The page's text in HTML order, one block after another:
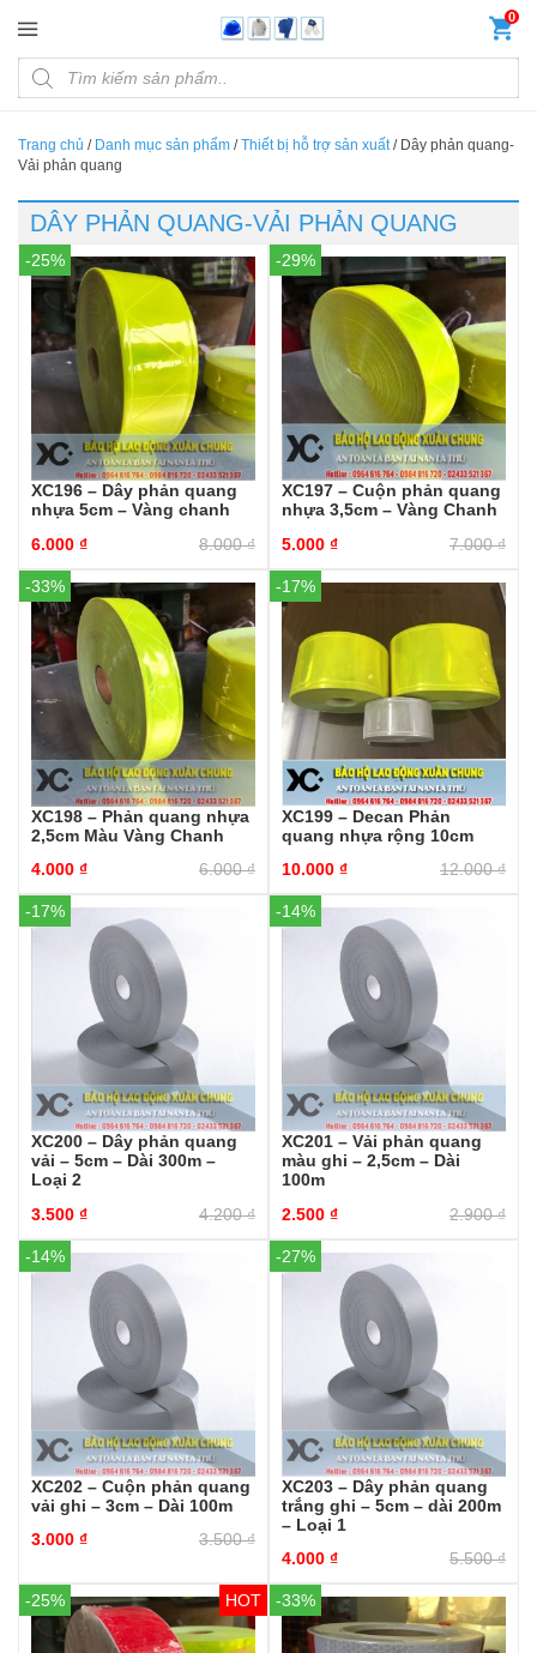
0
Products search
Trang chủ / Danh mục sản phẩm /Thiết bị hỗ trợ sản xuất/ Dây phản quang-
Vải phản quang
DÂY PHẢN QUANG-VẢI PHẢN QUANG
-25%
XC196 – Dây phản quang
nhựa 5cm – Vàng chanh
8.000₫
6.000 ₫
-29%
XC197 – Cuộn phản quang
nhựa 3,5cm – Vàng Chanh
7.000₫
5.000 ₫
-33%
XC198 – Phản quang nhựa
2,5cm Màu Vàng Chanh
6.000₫
4.000 ₫
-17%
XC199 – Decan Phản
quang nhựa rộng 10cm
12.000₫
10.000 ₫
-17%
XC200 – Dây phản quang
vải – 5cm – Dài 300m –
Loại 2
4.200₫
3.500 ₫
-14%
XC201 – Vải phản quang
màu ghi – 2,5cm – Dài
100m
2.900₫
2.500 ₫
-14%
XC202 – Cuộn phản quang
vải ghi – 3cm – Dài 100m
3.500₫
3.000 ₫
-27%
XC203 – Dây phản quang
trắng ghi – 5cm – dài 200m
– Loại 1
5.500₫
4.000 ₫
-25% -33%